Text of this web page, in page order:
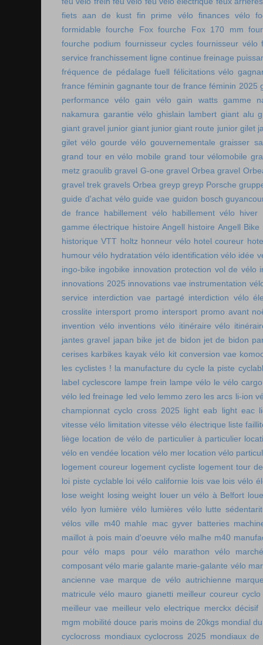
fiets aan de kust fin prime vélo finances vélo
formidable fourche Fox fourche Fox 170 mm
fourche podium fournisseur cycles fournisseur vélo
service franchissement ligne continue freinage
fréquence de pédalage fuell félicitations vélo
france féminin gagnante tour de france féminin 2025
performance vélo
gain vélo gain watts gamme
nakamura garantie vélo ghislain lambert giant alu
giant gravel junior giant junior giant route junior gilet
gilet vélo gourde vélo gouvernementale graisser
grand tour en vélo mobile grand tour vélomobile
metz graoulib gravel G-one gravel Orbea gravel
gravel trek gravels Orbea greyp greyp Porsche
guide d'achat vélo guide vae guidon bosch
de france
habillement vélo habillement vélo hiver
gamme électrique histoire Angell histoire Angell Bike
historique VTT holtz honneur vélo hotel coureur
humour vélo hydratation vélo identification vélo idée
ingo-bike ingobike innovation protection vol de vélo
innovations 2025 innovations vae instrumentation
service
interdiction vae partagé interdiction vélo
crosslite intersport promo intersport promo avant
invention vélo inventions vélo itinéraire vélo
jantes gravel japan bike jet de bidon jet de bidon
cerises karbikes kayak vélo kit conversion vae
les cyclistes ! la manufacture du cycle la piste
label cyclescore lampe frein lampe vélo le vélo
vélo led freinage led velo lemmo zero les arcs li-ion
championnat cyclo cross 2025 light eab light eac
vitesse vélo limitation vitesse vélo électrique liste
liège location de vélo de particulier à particulier
vélo en vendée location vélo mer location vélo
logement coureur logement cycliste logement tour
loi piste cyclable loi vélo californie lois vae lois vélo
lose weight losing weight louer un vélo à Belfort
vélo lyon lumière vélo lumières vélo lutte
vélos ville
m40 mahle mac gyver batteries
maillot à pois main d'oeuvre vélo malhe m40
pour vélo
maps pour vélo marathon vélo
composant vélo marie galante marie-galante vélo
ancienne vae marque de vélo autrichienne
matricule vélo mauro gianetti meilleur coureur
meilleur vae meilleur velo electrique merckx décisif
mgm mobilité douce paris moins de 20kgs mondial
cyclocross mondiaux cyclocross 2025 mondiaux de